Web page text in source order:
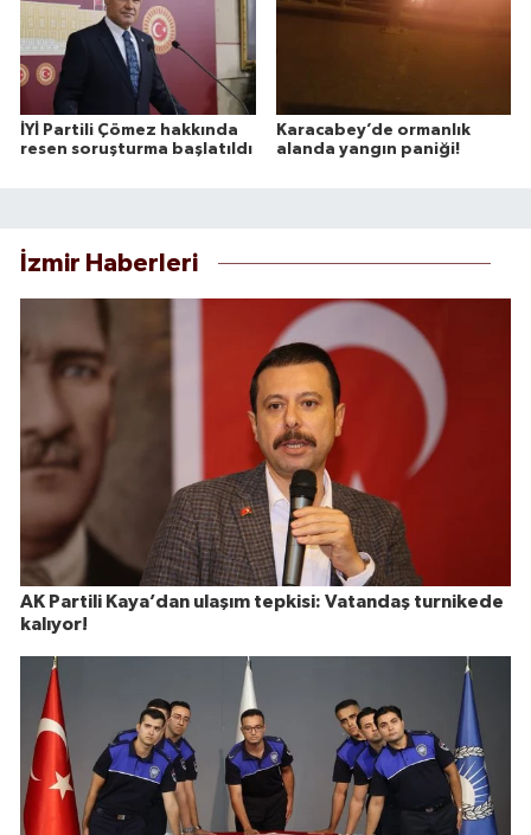
İYİ Partili Çömez hakkında
resen soruşturma başlatıldı
Karacabey’de ormanlık
alanda yangın paniği!
İzmir Haberleri
AK Partili Kaya’dan ulaşım tepkisi: Vatandaş turnikede
kalıyor!